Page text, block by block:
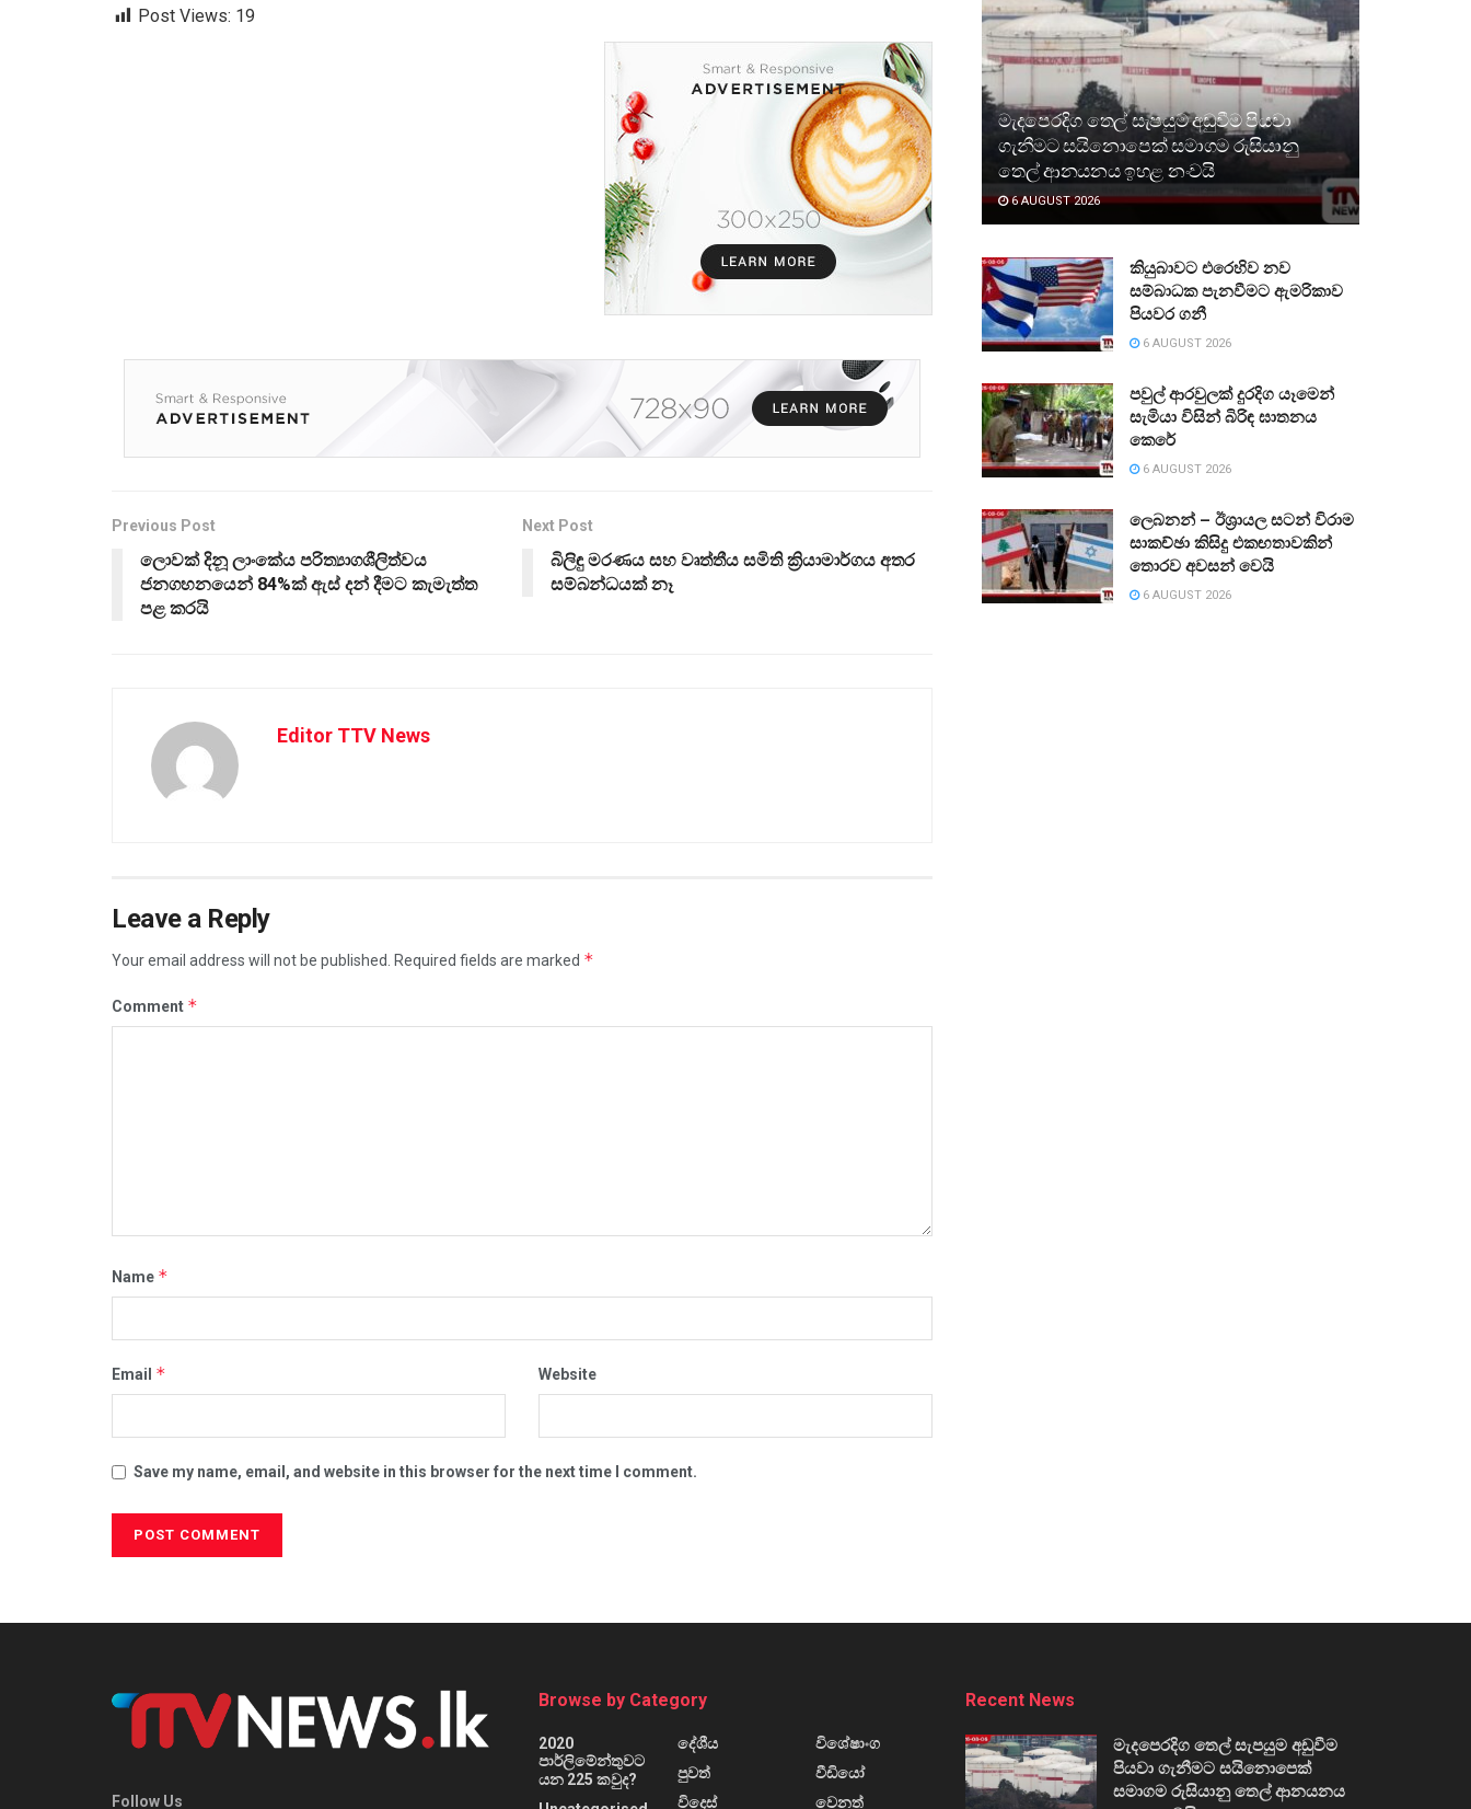
Post Views: 19
Previous Post
ලොවක් දිනූ ලාංකේය පරිත්‍යාගශීලිත්වය
ජනගහනයෙන් 84%ක් ඇස් දන් දීමට කැමැත්ත
පළ කරයි
Next Post
බිලිඳු මරණය සහ වෘත්තීය සමිති ක්‍රියාමාර්ගය අතර
සම්බන්ධයක් නෑ
Editor TTV News
Leave a Reply
Your email address will not be published. Required fields are marked *
Comment *
Name *
Email * Website
Save my name, email, and website in this browser for the next time I comment.
මැදපෙරදිග තෙල් සැපයුම අඩුවීම පියවා
ගැනීමට සයිනොපෙක් සමාගම රුසියානු
තෙල් ආනයනය ඉහළ නංවයි
6 AUGUST 2026
කියුබාවට එරෙහිව නව
සම්බාධක පැනවීමට ඇමරිකාව
පියවර ගනී
6 AUGUST 2026
පවුල් ආරවුලක් දුරදිග යෑමෙන්
සැමියා විසින් බිරිඳ ඝාතනය
කෙරේ
6 AUGUST 2026
ලෙබනන් – ඊශ්‍රායල සටන් විරාම
සාකච්ඡා කිසිදු එකඟතාවකින්
තොරව අවසන් වෙයි
6 AUGUST 2026
Follow Us
Browse by Category
2020
පාර්ලිමේන්තුවට
යන 225 කවුද?
දේශීය
පුවත්
විදෙස්
විශේෂාංග
වීඩියෝ
වෙනත්
Recent News
මැදපෙරදිග තෙල් සැපයුම අඩුවීම
පියවා ගැනීමට සයිනොපෙක්
සමාගම රුසියානු තෙල් ආනයනය